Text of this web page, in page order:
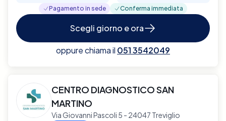
Pagamento in sede Conferma immediata
Scegli giorno e ora
oppure chiama il 051 3542049
CENTRO DIAGNOSTICO SAN
MARTINO
Via Giovanni Pascoli 5 - 24047 Treviglio